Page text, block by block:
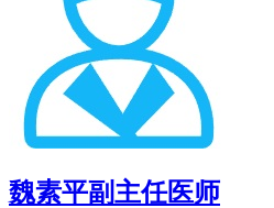
魏素平副主任医师